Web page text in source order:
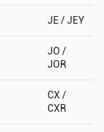
JE / JEY
JO /
JOR
CX /
CXR